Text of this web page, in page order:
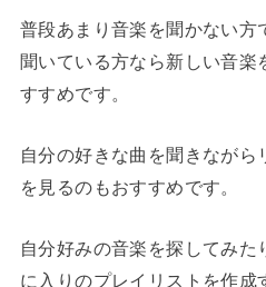
普段あまり音楽を聞かない方
聞いている方なら新しい音楽
すすめです。
自分の好きな曲を聞きなが
を見るのもおすすめです。
自分好みの音楽を探してみ
に入りのプレイリストを作